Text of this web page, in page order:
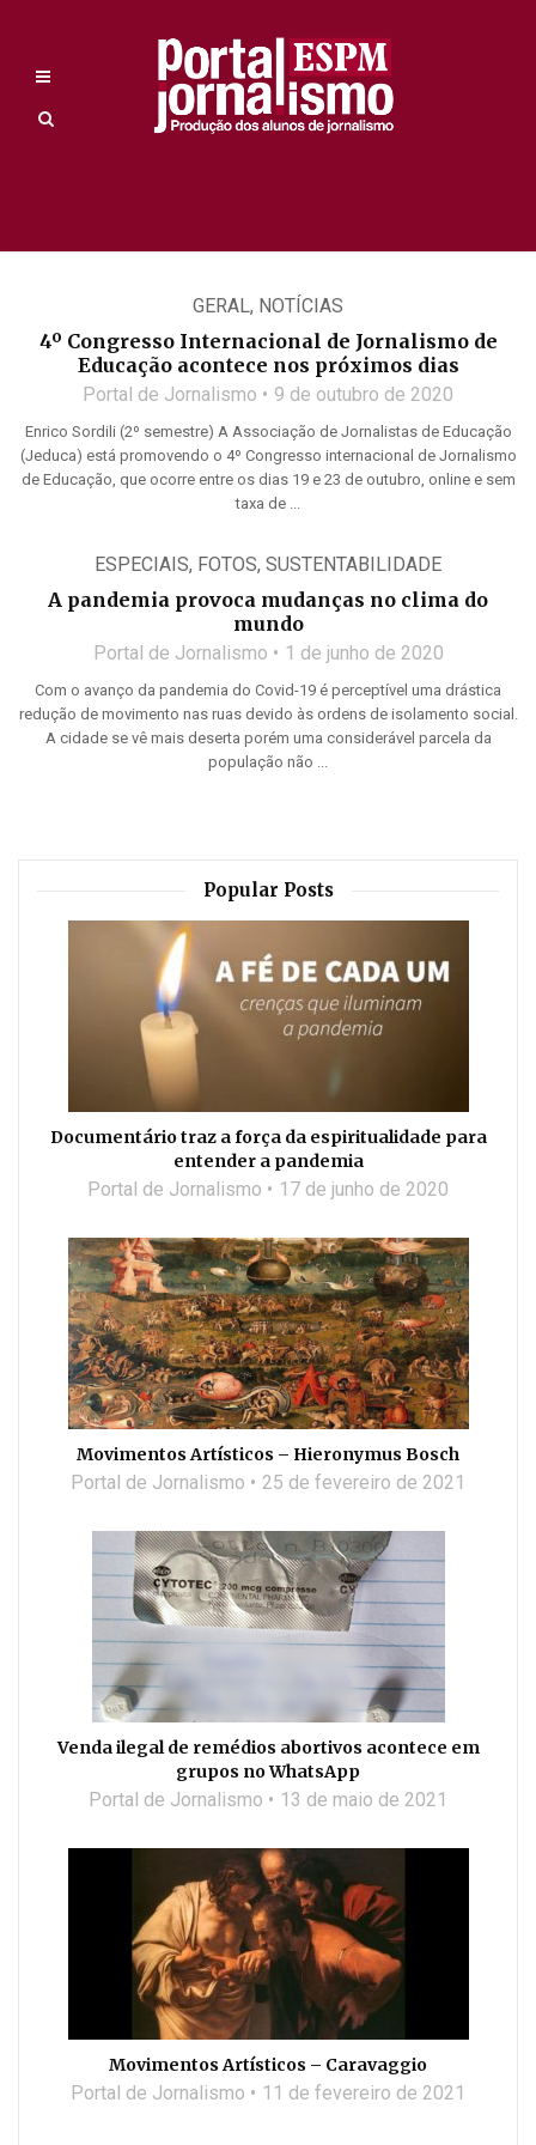
GERAL, NOTÍCIAS
4º Congresso Internacional de Jornalismo de
Educação acontece nos próximos dias
Portal de Jornalismo 9 de outubro de 2020
Enrico Sordili (2º semestre) A Associação de Jornalistas de Educação
(Jeduca) está promovendo o 4º Congresso internacional de Jornalismo
de Educação, que ocorre entre os dias 19 e 23 de outubro, online e sem
taxa de ...
ESPECIAIS, FOTOS, SUSTENTABILIDADE
A pandemia provoca mudanças no clima do
mundo
Portal de Jornalismo 1 de junho de 2020
Com o avanço da pandemia do Covid-19 é perceptível uma drástica
redução de movimento nas ruas devido às ordens de isolamento social.
A cidade se vê mais deserta porém uma considerável parcela da
população não ...
Popular Posts
Documentário traz a força da espiritualidade para
entender a pandemia
Portal de Jornalismo 17 de junho de 2020
Movimentos Artísticos – Hieronymus Bosch
Portal de Jornalismo 25 de fevereiro de 2021
Venda ilegal de remédios abortivos acontece em
grupos no WhatsApp
Portal de Jornalismo 13 de maio de 2021
Movimentos Artísticos – Caravaggio
Portal de Jornalismo 11 de fevereiro de 2021